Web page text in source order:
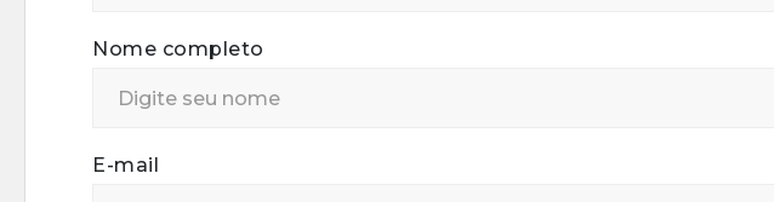
Nome completo
E-mail